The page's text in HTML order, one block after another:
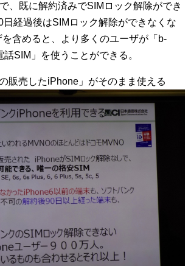
、既に解約済みでSIMロック解除ができ
日経過後はSIMロック解除ができなくな
含めると、より多くのユーザが「b-
SIM」を使うことができる。
販売したiPhone」がそのまま使える